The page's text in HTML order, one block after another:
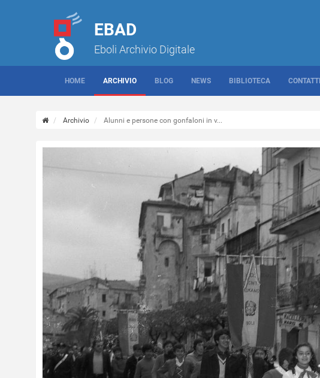
EBAD
Eboli Archivio Digitale
HOME ARCHIVIO BLOG NEWS BIBLIOTECA CONTATTI
Archivio Alunni e persone con gonfaloni in v...